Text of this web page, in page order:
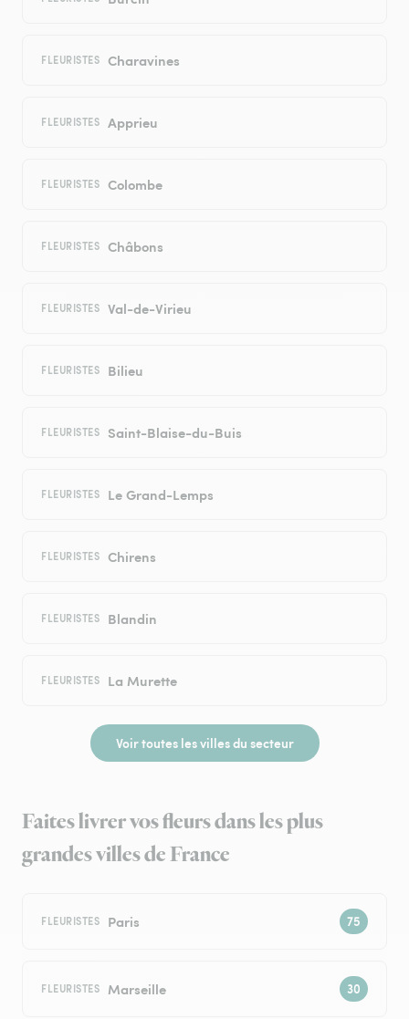
FLEURISTES Charavines
FLEURISTES Apprieu
FLEURISTES Colombe
FLEURISTES Châbons
FLEURISTES Val-de-Virieu
FLEURISTES Bilieu
FLEURISTES Saint-Blaise-du-Buis
FLEURISTES Le Grand-Lemps
FLEURISTES Chirens
FLEURISTES Blandin
FLEURISTES La Murette
Voir toutes les villes du secteur
Faites livrer vos fleurs dans les plus
grandes villes de France
FLEURISTES Paris
FLEURISTES Marseille